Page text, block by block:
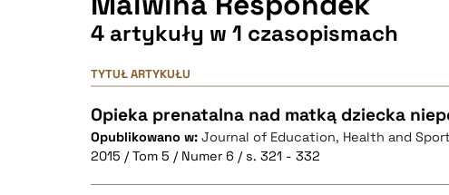
4 artykuły w 1 czasopismach
TYTUŁ ARTYKUŁU
Opieka prenatalna nad matką dziecka
Opublikowano w: Journal of Education, Health and Sport
2015 / Tom 5 / Numer 6 / s. 321 - 332